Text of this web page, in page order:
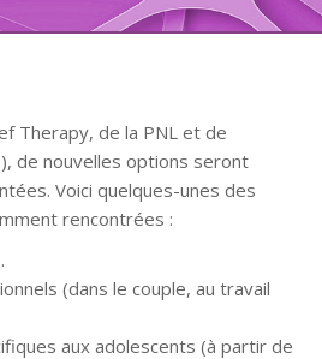
Therapy, de la PNL et de
de nouvelles options seront
Voici quelques-unes des
rencontrées :
(dans le couple, au travail
aux adolescents (à partir de